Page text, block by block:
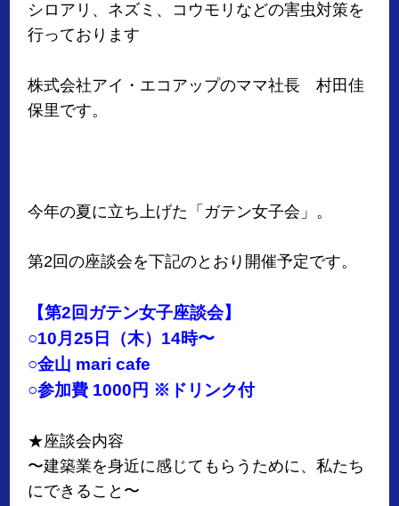
シロアリ、ネズミ、コウモリなどの害虫対策を
行っております
株式会社アイ・エコアップのママ社長 村田佳
保里です。
今年の夏に立ち上げた「ガテン女子会」。
第2回の座談会を下記のとおり開催予定です。
【第2回ガテン女子座談会】
○10月25日（木）14時〜
○金山 mari cafe
○参加費 1000円 ※ドリンク付
★座談会内容
〜建築業を身近に感じてもらうために、私たち
にできること〜